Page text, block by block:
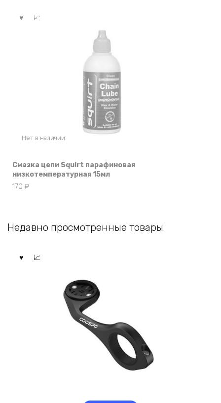
Нет в наличии
Смазка цепи Squirt парафиновая
низкотемпературная 15мл
170 ₽
Недавно просмотренные товары